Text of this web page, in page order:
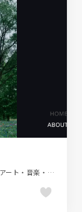
ギャラリー風、スクロールエフェクト、デザイン・アート・音楽・文芸、ブラック系 、ポートフォリオ、大きめ写真